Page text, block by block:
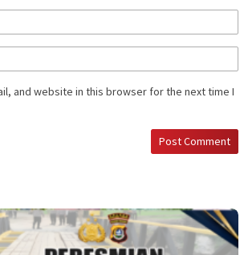
and website in this browser for the next time I